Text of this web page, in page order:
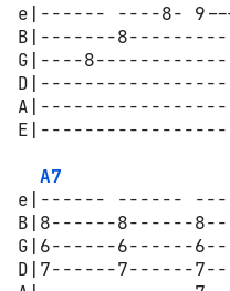
e|------ ----8-
B|-------
G|----
A7
e|------ ------
B|8------8------
G|6------6------
D|7------7------